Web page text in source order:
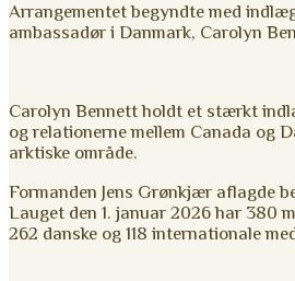
Arrangementet begyndte med
ambassadør i Danmark, Carolyn
Carolyn Bennett holdt et stærkt
og relationerne mellem Canada og
arktiske område.
Formanden Jens Grønkjær aflagde
Lauget den 1. januar 2026 har 380
262 danske og 118 internationale